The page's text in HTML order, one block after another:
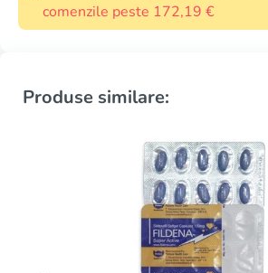
comenzile peste 172,19 €
Produse similare: